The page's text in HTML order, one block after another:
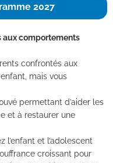
2027
aux comportements
confrontés aux
mais vous
permettant d’aider les
et à restaurer une
et l’adolescent
croissant pour